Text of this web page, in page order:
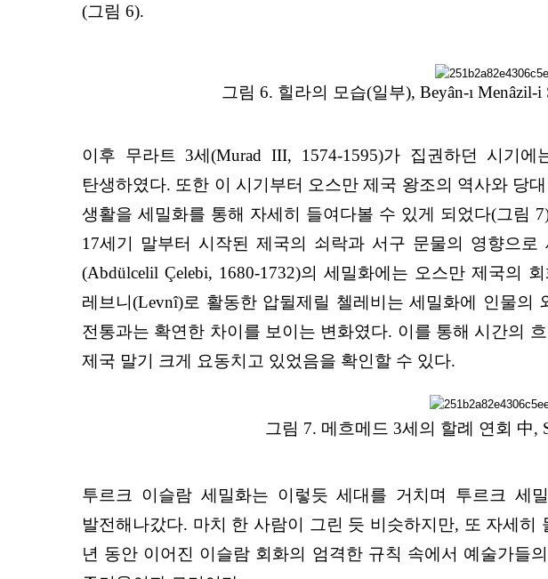
(그림 6).
그림 6. 힐라의 모습(일부), Beyân-ı
이후 무라트 3세(Murad III, 1574-1595)가 집권하던 시기
탄생하였다. 또한 이 시기부터 오스만 제국 왕조의 역사와 당
생활을 세밀화를 통해 자세히 들여다볼 수 있게 되었다(그림
17세기 말부터 시작된 제국의 쇠락과 서구 문물의 영향으
(Abdülcelil Çelebi, 1680-1732)의 세밀화에는 오스만 제국의
레브니(Levnî)로 활동한 압뒬제릴 첼레비는 세밀화에 인물
전통과는 확연한 차이를 보이는 변화였다. 이를 통해 시간의
제국 말기 크게 요동치고 있었음을 확인할 수 있다.
그림 7. 메흐메드 3세의 할례 연회 中,
투르크 이슬람 세밀화는 이렇듯 세대를 거치며 투르크 세
발전해나갔다. 마치 한 사람이 그린 듯 비슷하지만, 또 자세
년 동안 이어진 이슬람 회화의 엄격한 규칙 속에서 예술가들